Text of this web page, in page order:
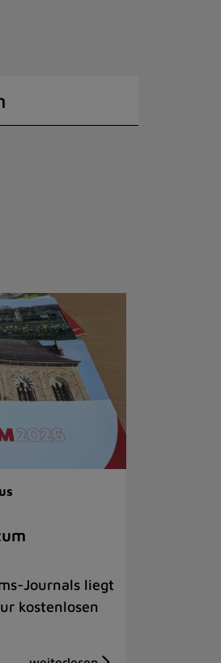
Journals liegt
kostenlosen